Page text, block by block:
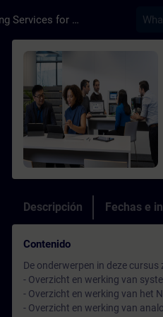
Training Services for Digital Industries
Curso - SIEMENS
Descripción Fechas e
Contenido
De onderwerpen in deze cursus
- Overzicht en werking van
- Overzicht en werking van het
- Overzicht en werking van